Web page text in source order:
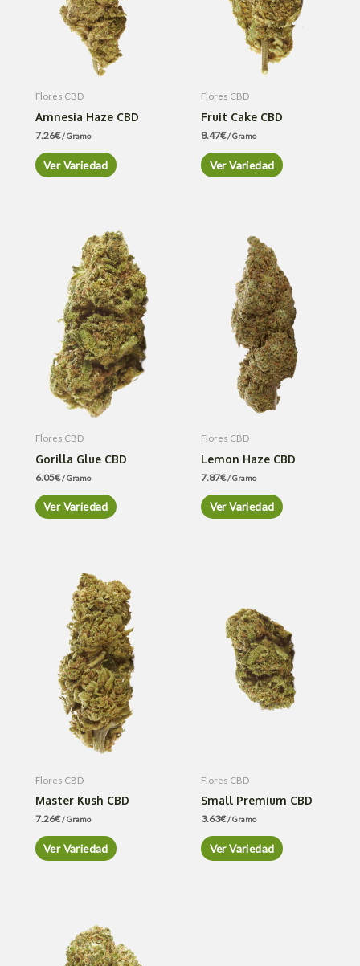
Flores CBD
Amnesia Haze CBD
7.26€/ Gramo
Ver Variedad
Flores CBD
Fruit Cake CBD
8.47€/ Gramo
Ver Variedad
Flores CBD
Gorilla Glue CBD
6.05€/ Gramo
Ver Variedad
Flores CBD
Lemon Haze CBD
7.87€/ Gramo
Ver Variedad
Flores CBD
Master Kush CBD
7.26€/ Gramo
Ver Variedad
Flores CBD
Small Premium CBD
3.63€/ Gramo
Ver Variedad